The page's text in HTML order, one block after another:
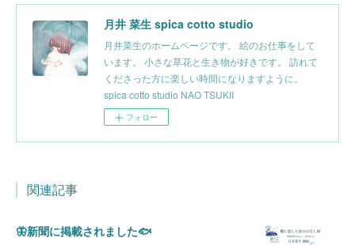
月井 菜生 spica cotto studio
月井菜生のホームページです。 絵のお仕事をして
います。 小さな草花と生き物が好きです。 訪れて
くださった方に楽しい時間になりますように。
spica cotto studio NAO TSUKII
フォロー
関連記事
🦋新聞に掲載されました🐟